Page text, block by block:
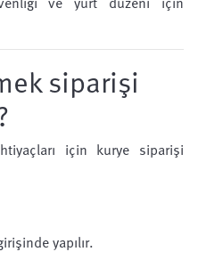
siparişi
için kurye siparişi
yapılır.